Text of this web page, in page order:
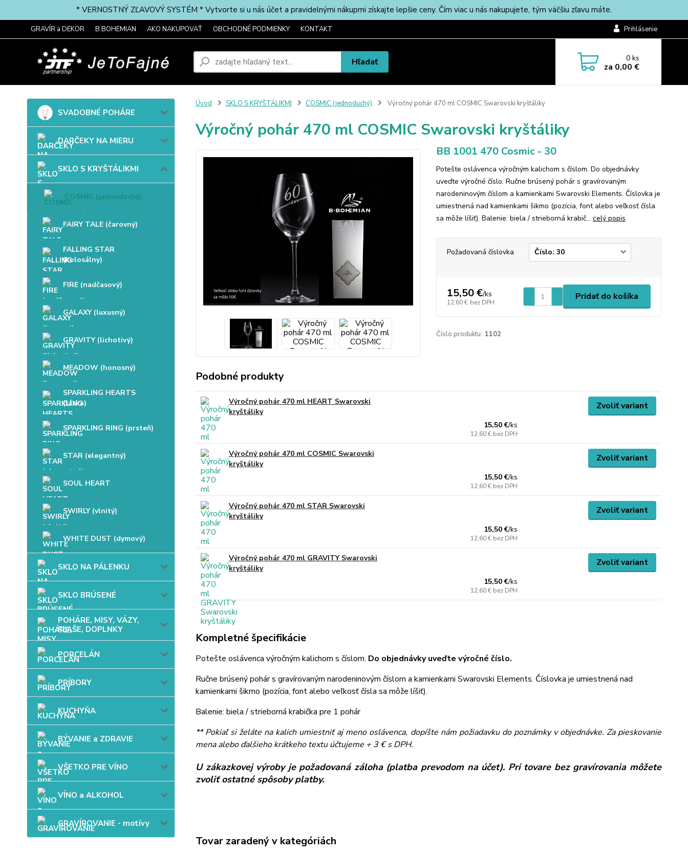
* VERNOSTNÝ ZĽAVOVÝ SYSTÉM * Vytvorte si u nás účet a pravidelnými nákupmi získajte lepšie ceny. Čím viac u nás nakupujete, tým väčšiu zľavu máte.
GRAVÍR a DEKOR B.BOHEMIAN AKO NAKUPOVAŤ OBCHODNÉ PODMIENKY KONTAKT Prihlásenie
Hľadať 0ks
za 0,00 €
SVADOBNÉ POHÁRE
DARČEKY NA MIERU
SKLO S KRYŠTÁLIKMI
COSMIC (jednoduchý)
FAIRY TALE (čarovný)
FALLING STAR
(kolosálny)
FIRE (nadčasový)
GALAXY (luxusný)
GRAVITY (lichotivý)
MEADOW (honosný)
SPARKLING HEARTS
(láska)
SPARKLING RING (prsteň)
STAR (elegantný)
SOUL HEART
SWIRLY (vlnitý)
WHITE DUST (dymový)
SKLO NA PÁLENKU
SKLO BRÚSENÉ
POHÁRE, MISY, VÁZY,
FĽAŠE, DOPLNKY
PORCELÁN
PRÍBORY
KUCHYŇA
BÝVANIE a ZDRAVIE
VŠETKO PRE VÍNO
VÍNO a ALKOHOL
GRAVÍROVANIE - motívy
Úvod SKLO S KRYŠTÁLIKMI COSMIC (jednoduchý) Výročný pohár 470 ml COSMIC Swarovski kryštáliky
Výročný pohár 470 ml COSMIC Swarovski kryštáliky
BB 1001 470 Cosmic - 30
Potešte oslávenca výročným kalichom s číslom. Do objednávky
uveďte výročné číslo. Ručne brúsený pohár s gravírovaným
narodeninovým číslom a kamienkami Swarovski Elements. Číslovka je
umiestnená nad kamienkami šikmo (pozícia, font alebo veľkosť čísla
sa môže líšiť). Balenie: biela / strieborná krabič... celý popis
Požadovaná číslovka
15,50 €/ks
12,60 € bez DPH
Pridať do košíka
Číslo produktu: 1102
Podobné produkty
Výročný pohár 470 ml HEART Swarovski
kryštáliky
15,50 €/ks
12,60 € bez DPH
Zvoliť variant
Výročný pohár 470 ml COSMIC Swarovski
kryštáliky
15,50 €/ks
12,60 € bez DPH
Zvoliť variant
Výročný pohár 470 ml STAR Swarovski
kryštáliky
15,50 €/ks
12,60 € bez DPH
Zvoliť variant
Výročný pohár 470 ml GRAVITY Swarovski
kryštáliky
15,50 €/ks
12,60 € bez DPH
Zvoliť variant
Kompletné špecifikácie
Potešte oslávenca výročným kalichom s číslom. Do objednávky uveďte výročné číslo.
Ručne brúsený pohár s gravírovaným narodeninovým číslom a kamienkami Swarovski Elements. Číslovka je umiestnená nad
kamienkami šikmo (pozícia, font alebo veľkosť čísla sa môže líšiť).
Balenie: biela / strieborná krabička pre 1 pohár
** Pokiaľ si želáte na kalich umiestniť aj meno oslávenca, dopíšte nám požiadavku do poznámky v objednávke. Za pieskovanie
mena alebo ďalšieho krátkeho textu účtujeme + 3 € s DPH.
U zákazkovej výroby je požadovaná záloha (platba prevodom na účet). Pri tovare bez gravírovania môžete
zvoliť ostatné spôsoby platby.
Tovar zaradený v kategóriách